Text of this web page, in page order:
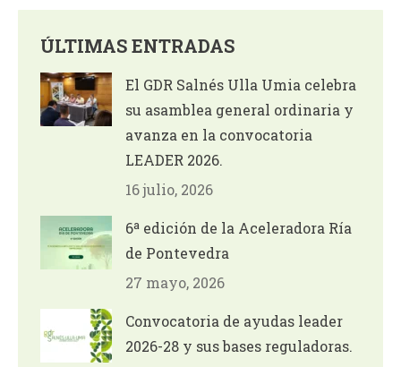
ÚLTIMAS ENTRADAS
El GDR Salnés Ulla Umia celebra
su asamblea general ordinaria y
avanza en la convocatoria
LEADER 2026.
16 julio, 2026
6ª edición de la Aceleradora Ría
de Pontevedra
27 mayo, 2026
Convocatoria de ayudas leader
2026-28 y sus bases reguladoras.